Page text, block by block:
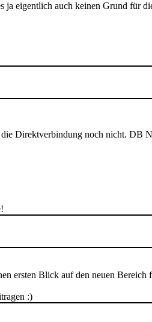
ja eigentlich auch keinen Grund für
Direktverbindung noch nicht. DB
ersten Blick auf den neuen Bereich
:)